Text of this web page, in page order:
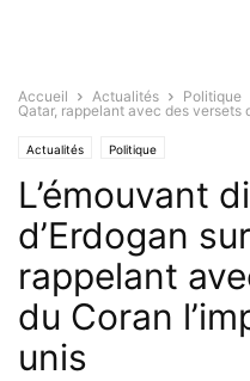
Accueil Actualités Politique
Qatar, rappelant avec des versets
Actualités Politique
L’émouvant
d’Erdogan
rappelant
du Coran
unis